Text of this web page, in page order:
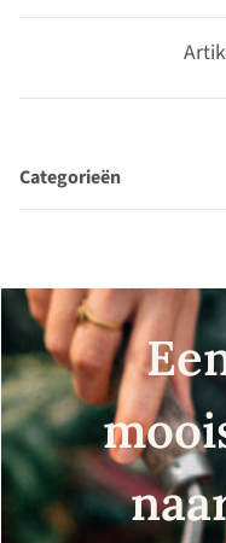
Categorieën